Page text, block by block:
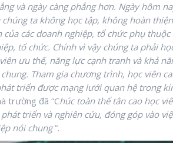
và ngày càng phẳng hơn. Ngày hôm
ta không học tập, không hoàn
các doanh nghiệp, tổ chức phụ
tổ chức. Chính vì vậy chúng ta phải
ưu thế, năng lực cạnh tranh và khả
Tham gia chương trình, học viên
triển được mạng lưới quan hệ trong
trường đã “Chúc toàn thể tân cao học
triển và nghiên cứu, đóng góp vào
nói chung”.